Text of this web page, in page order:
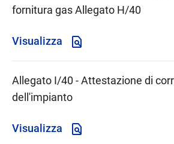
fornitura gas Allegato H/40
Visualizza
Allegato I/40 - Attestazione di
dell'impianto
Visualizza